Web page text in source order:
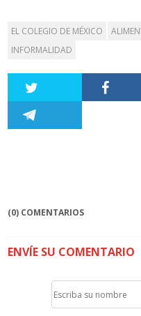
EL COLEGIO DE MÉXICO
INFORMALIDAD
(0) COMENTARIOS
ENVÍE SU COMENTARIO